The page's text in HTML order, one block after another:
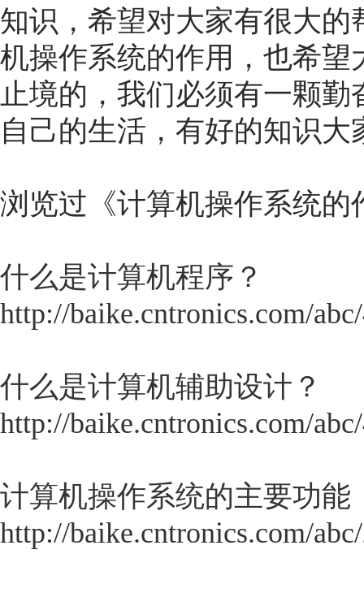
知识，希望对大家有很大
机操作系统的作用，也希
止境的，我们必须有一颗
自己的生活，有好的知识
浏览过《计算机操作系统的
什么是计算机程序？
http://baike.cntronics.com/
什么是计算机辅助设计？
http://baike.cntronics.com/
计算机操作系统的主要功能
http://baike.cntronics.com/